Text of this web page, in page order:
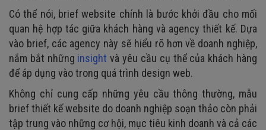
Cấu trúc website
Trang web tham chiếu
7. Lên timeline dự án thiết kế web
8. Đặt ngân sách thiết kế web
10. Thông tin của các bên liên quan
Có thể nói, brief website chính là bước khởi đầu cho mối
quan hệ hợp tác giữa khách hàng và agency thiết kế. Dựa
vào brief, các agency này sẽ hiểu rõ hơn về doanh nghiệp,
nắm bắt những insight và yêu cầu cụ thể của khách hàng
để áp dụng vào trong quá trình design web.
Không chỉ cung cấp những yêu cầu thông thường, mẫu
brief thiết kế website do doanh nghiệp soạn thảo còn phải
tập trung vào những cơ hội, mục tiêu kinh doanh và cả các